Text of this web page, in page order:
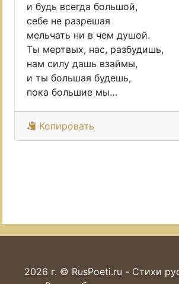
и будь всегда большой,
себе не разрешая
мельчать ни в чем душой.
Ты мертвых, нас, разбудишь,
нам силу дашь взаймы,
и ты большая будешь,
пока большие мы…
Копировать
2026 г. © RusPoeti.ru - Стихи